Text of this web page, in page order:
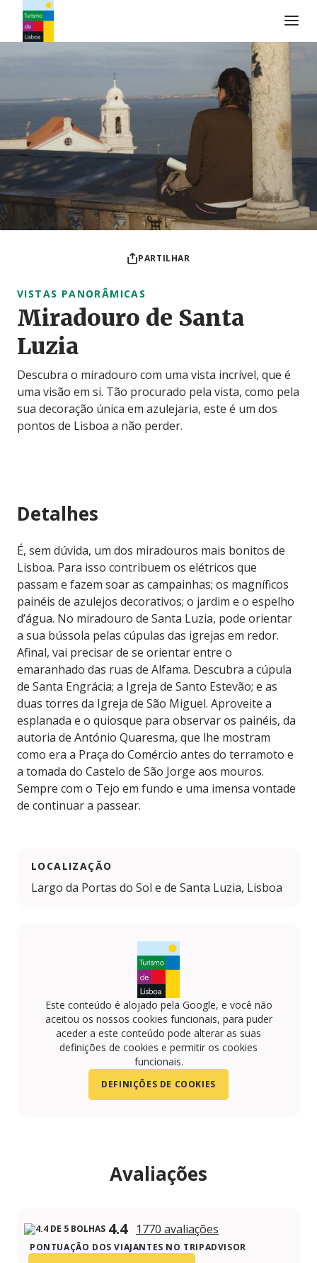
PARTILHAR
VISTAS PANORÂMICAS
Miradouro de Santa
Luzia
Descubra o miradouro com uma vista incrível, que é
uma visão em si. Tão procurado pela vista, como pela
sua decoração única em azulejaria, este é um dos
pontos de Lisboa a não perder.
Detalhes
É, sem dúvida, um dos miradouros mais bonitos de
Lisboa. Para isso contribuem os elétricos que
passam e fazem soar as campainhas; os magníficos
painéis de azulejos decorativos; o jardim e o espelho
d’água. No miradouro de Santa Luzia, pode orientar
a sua bússola pelas cúpulas das igrejas em redor.
Afinal, vai precisar de se orientar entre o
emaranhado das ruas de Alfama. Descubra a cúpula
de Santa Engrácia; a Igreja de Santo Estevão; e as
duas torres da Igreja de São Miguel. Aproveite a
esplanada e o quiosque para observar os painéis, da
autoria de António Quaresma, que lhe mostram
como era a Praça do Comércio antes do terramoto e
a tomada do Castelo de São Jorge aos mouros.
Sempre com o Tejo em fundo e uma imensa vontade
de continuar a passear.
LOCALIZAÇÃO
Largo da Portas do Sol e de Santa Luzia, Lisboa
Este conteúdo é alojado pela Google, e você não
aceitou os nossos cookies funcionais, para puder
aceder a este conteúdo pode alterar as suas
definições de cookies e permitir os cookies
funcionais.
DEFINIÇÕES DE COOKIES
Avaliações
4.4 1770 avaliações
PONTUAÇÃO DOS VIAJANTES NO TRIPADVISOR